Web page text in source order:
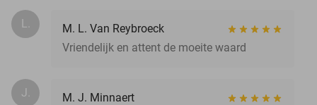
L.
M. L. Van Reybroeck
Vriendelijk en attent de moeite waard
J.
M. J. Minnaert